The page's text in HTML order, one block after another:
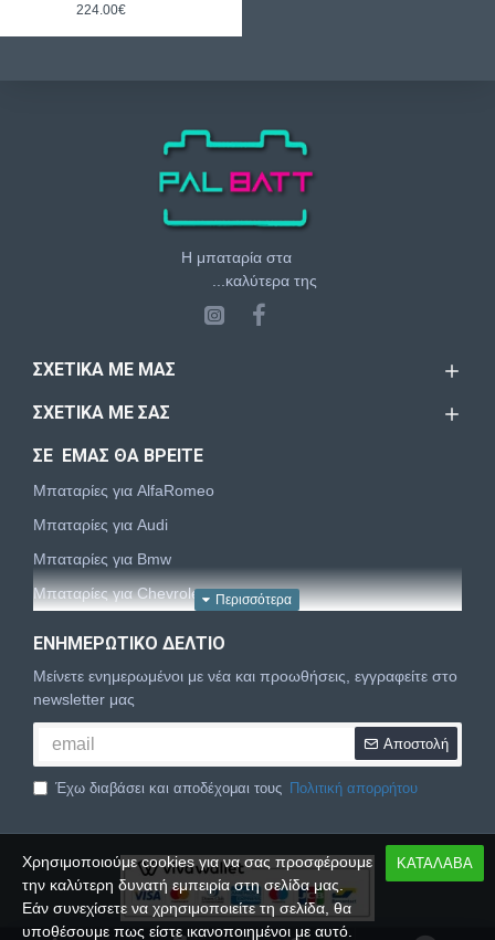
224.00€
Η μπαταρία στα
...καλύτερα της
ΣΧΕΤΙΚΆ ΜΕ ΜΑΣ
ΣΧΕΤΙΚΆ ΜΕ ΣΑΣ
ΣΕ ΕΜΑΣ ΘΑ ΒΡΕΙΤΕ
Μπαταρίες για AlfaRomeo
Μπαταρίες για Audi
Μπαταρίες για Bmw
Μπαταρίες για Chevrolet
Μπαταρίες για Dacia
Μπαταρίες για Daewoo
Μπαταρίες για Daihatsu
Μπαταρίες για Dodge
Μπαταρίες για Fiat
Μπαταρίες για Ford
Μπαταρίες για Honda
Μπαταρίες για Hyundai
ΕΝΗΜΕΡΩΤΙΚΌ ΔΕΛΤΊΟ
Μείνετε ενημερωμένοι με νέα και προωθήσεις, εγγραφείτε στο
newsletter μας
Αποστολή
Έχω διαβάσει και αποδέχομαι τους Πολιτική απορρήτου
ΚΑΤΑΛΑΒΑ
Χρησιμοποιούμε cookies για να σας προσφέρουμε
την καλύτερη δυνατή εμπειρία στη σελίδα μας.
Εάν συνεχίσετε να χρησιμοποιείτε τη σελίδα, θα
υποθέσουμε πως είστε ικανοποιημένοι με αυτό.